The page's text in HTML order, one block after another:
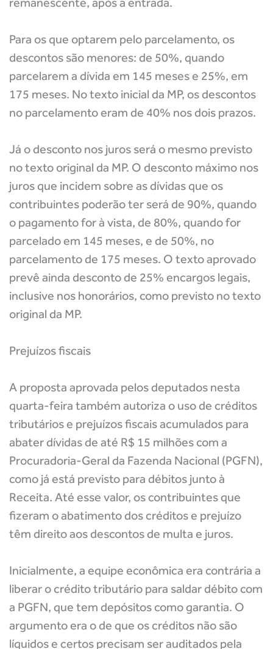
Para os que optarem pelo parcelamento, os
descontos são menores: de 50%, quando
parcelarem a dívida em 145 meses e 25%, em
175 meses. No texto inicial da MP, os descontos
no parcelamento eram de 40% nos dois prazos.
Já o desconto nos juros será o mesmo previsto
no texto original da MP. O desconto máximo nos
juros que incidem sobre as dívidas que os
contribuintes poderão ter será de 90%, quando
o pagamento for à vista, de 80%, quando for
parcelado em 145 meses, e de 50%, no
parcelamento de 175 meses. O texto aprovado
prevê ainda desconto de 25% encargos legais,
inclusive nos honorários, como previsto no texto
original da MP.
Prejuízos fiscais
A proposta aprovada pelos deputados nesta
quarta-feira também autoriza o uso de créditos
tributários e prejuízos fiscais acumulados para
abater dívidas de até R$ 15 milhões com a
Procuradoria-Geral da Fazenda Nacional (PGFN),
como já está previsto para débitos junto à
Receita. Até esse valor, os contribuintes que
fizeram o abatimento dos créditos e prejuízo
têm direito aos descontos de multa e juros.
Inicialmente, a equipe econômica era contrária a
liberar o crédito tributário para saldar débito com
a PGFN, que tem depósitos como garantia. O
argumento era o de que os créditos não são
líquidos e certos precisam ser auditados pela